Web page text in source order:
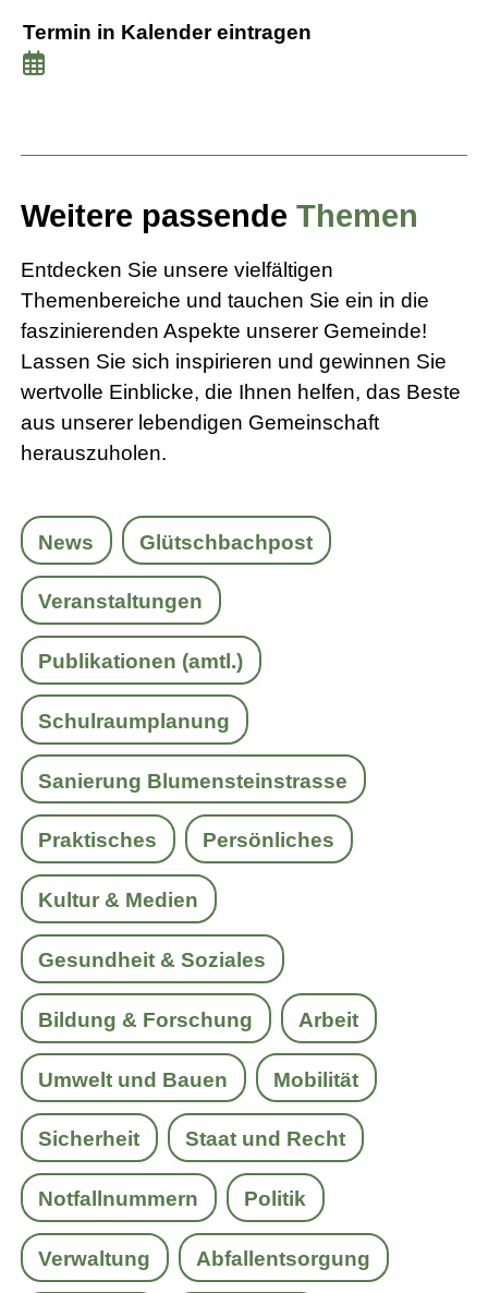
Termin in Kalender eintragen
Weitere passende Themen
Entdecken Sie unsere vielfältigen
Themenbereiche und tauchen Sie ein in die
faszinierenden Aspekte unserer Gemeinde!
Lassen Sie sich inspirieren und gewinnen Sie
wertvolle Einblicke, die Ihnen helfen, das Beste
aus unserer lebendigen Gemeinschaft
herauszuholen.
News Glütschbachpost
Veranstaltungen
Publikationen (amtl.)
Schulraumplanung
Sanierung Blumensteinstrasse
Praktisches Persönliches
Kultur & Medien
Gesundheit & Soziales
Bildung & Forschung Arbeit
Umwelt und Bauen Mobilität
Sicherheit Staat und Recht
Notfallnummern Politik
Verwaltung Abfallentsorgung